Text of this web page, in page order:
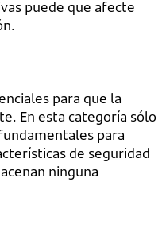
puede que afecte
para que la
En esta categoría sólo
para
de seguridad
ninguna